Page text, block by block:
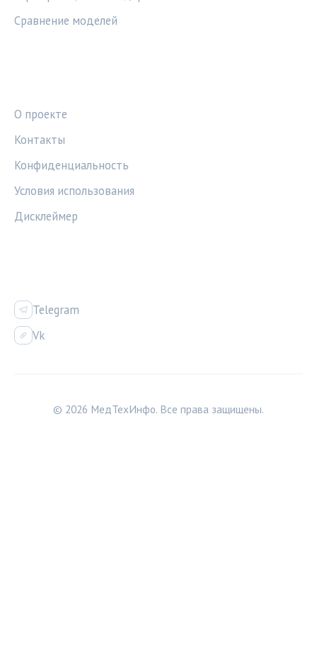
Сравнение моделей
О проекте
Контакты
Конфиденциальность
Условия использования
Дисклеймер
Telegram
Vk
© 2026 МедТехИнфо. Все права защищены.